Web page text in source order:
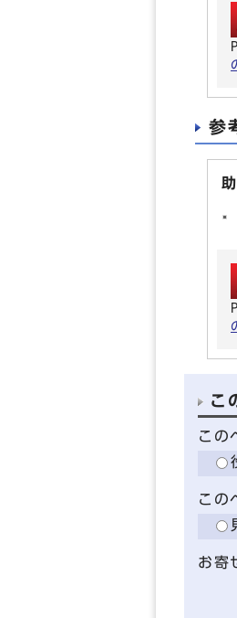
参
こ
この
この
お寄